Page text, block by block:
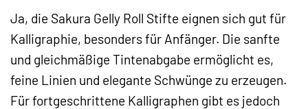
Ja, die Sakura Gelly Roll Stifte eignen sich gut für
Kalligraphie, besonders für Anfänger. Die sanfte
und gleichmäßige Tintenabgabe ermöglicht es,
feine Linien und elegante Schwünge zu erzeugen.
Für fortgeschrittene Kalligraphen gibt es jedoch